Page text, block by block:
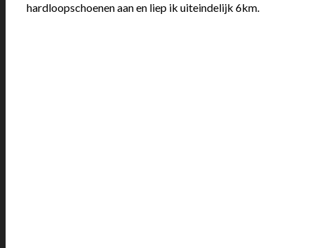
hardloopschoenen aan en liep ik uiteindelijk 6km.